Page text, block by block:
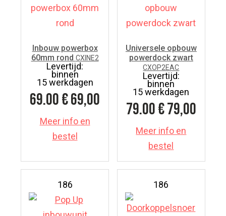
Inbouw powerbox
60mm rond CXINE2
Levertijd:
binnen
15 werkdagen
69.00€ 69,00
Meer info en
bestel
Universele opbouw
powerdock zwart
CXOP2EAC
Levertijd:
binnen
15 werkdagen
79.00€ 79,00
Meer info en
bestel
186 186